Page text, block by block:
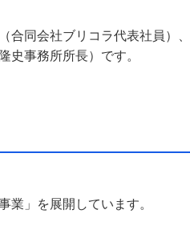
同会社ブリコラ代表社員）、
事務所所長）です。
」を展開しています。